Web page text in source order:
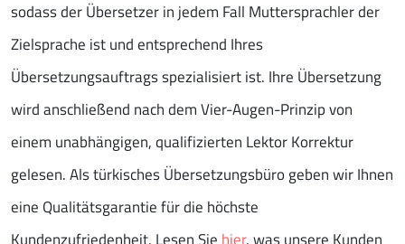
sodass der Übersetzer in jedem Fall Muttersprachler der
Zielsprache ist und entsprechend Ihres
Übersetzungsauftrags spezialisiert ist. Ihre Übersetzung
wird anschließend nach dem Vier-Augen-Prinzip von
einem unabhängigen, qualifizierten Lektor Korrektur
gelesen. Als türkisches Übersetzungsbüro geben wir Ihnen
eine Qualitätsgarantie für die höchste